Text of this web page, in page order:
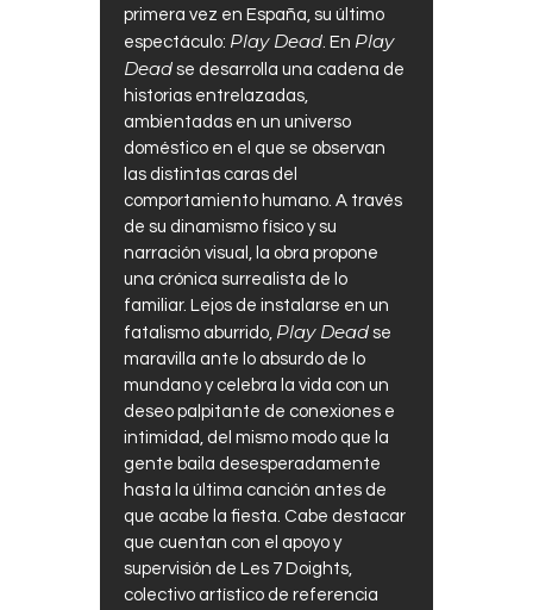
primera vez en España, su último
espectáculo: Play Dead . En Play
Dead se desarrolla una cadena de
historias entrelazadas,
ambientadas en un universo
doméstico en el que se observan
las distintas caras del
comportamiento humano. A través
de su dinamismo físico y su
narración visual, la obra propone
una crónica surrealista de lo
familiar. Lejos de instalarse en un
fatalismo aburrido, Play Dead se
maravilla ante lo absurdo de lo
mundano y celebra la vida con un
deseo palpitante de conexiones e
intimidad, del mismo modo que la
gente baila desesperadamente
hasta la última canción antes de
que acabe la fiesta. Cabe destacar
que cuentan con el apoyo y
supervisión de Les 7 Doights,
colectivo artístico de referencia